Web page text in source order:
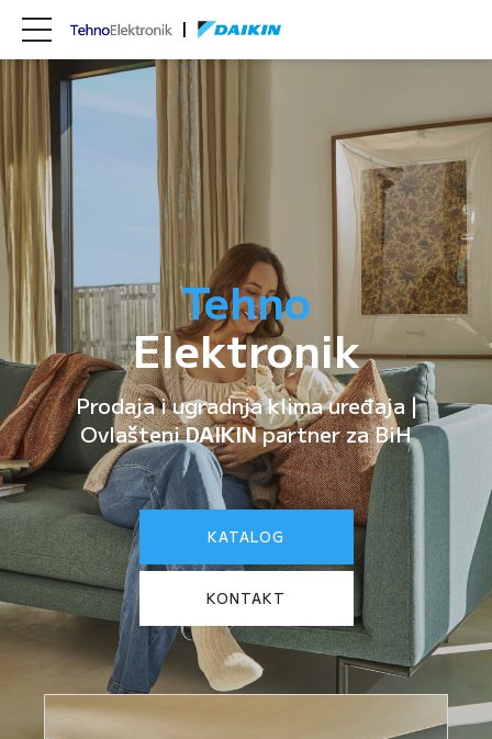
Tehno
Elektronik
Prodaja i ugradnja klima uređaja |
OvlašteniDAIKINpartner za BiH
KATALOG
KONTAKT